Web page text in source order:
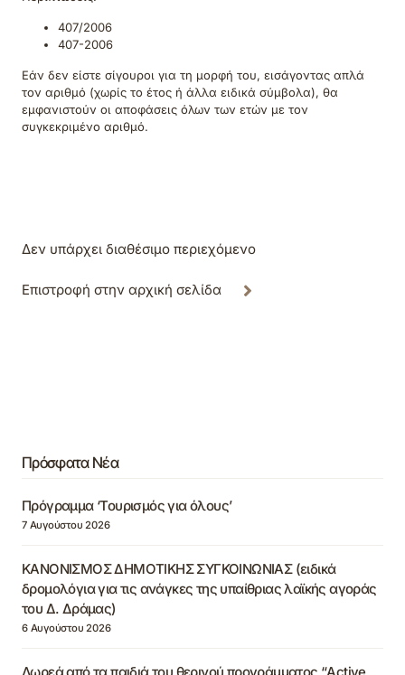
407/2006
407-2006
Εάν δεν είστε σίγουροι για τη μορφή του, εισάγοντας απλά
τον αριθμό (χωρίς το έτος ή άλλα ειδικά σύμβολα), θα
εμφανιστούν οι αποφάσεις όλων των ετών με τον
συγκεκριμένο αριθμό.
Δεν υπάρχει διαθέσιμο περιεχόμενο
Επιστροφή στην αρχική σελίδα
Πρόσφατα Νέα
Πρόγραμμα ‘Τουρισμός για όλους’
7 Αυγούστου 2026
ΚΑΝΟΝΙΣΜΟΣ ΔΗΜΟΤΙΚΗΣ ΣΥΓΚΟΙΝΩΝΙΑΣ (ειδικά
δρομολόγια για τις ανάγκες της υπαίθριας λαϊκής αγοράς
του Δ. Δράμας)
6 Αυγούστου 2026
Δωρεά από τα παιδιά του θερινού προγράμματος “Active